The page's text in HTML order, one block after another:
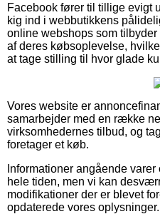
Facebook fører til tillige evigt
kig ind i webbutikkens
online webshops som
af deres købsoplevelse,
at tage stilling til hvor glade
Vores website er
samarbejder med en række
virksomhedernes tilbud, og
foretager et køb.
Informationer angående
hele tiden, men vi kan
modifikationer der er blevet
opdaterede vores oplysninger.